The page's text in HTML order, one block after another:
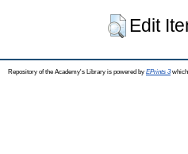
Edit
Repository of the Academy's Library is powered by EPrints 3which